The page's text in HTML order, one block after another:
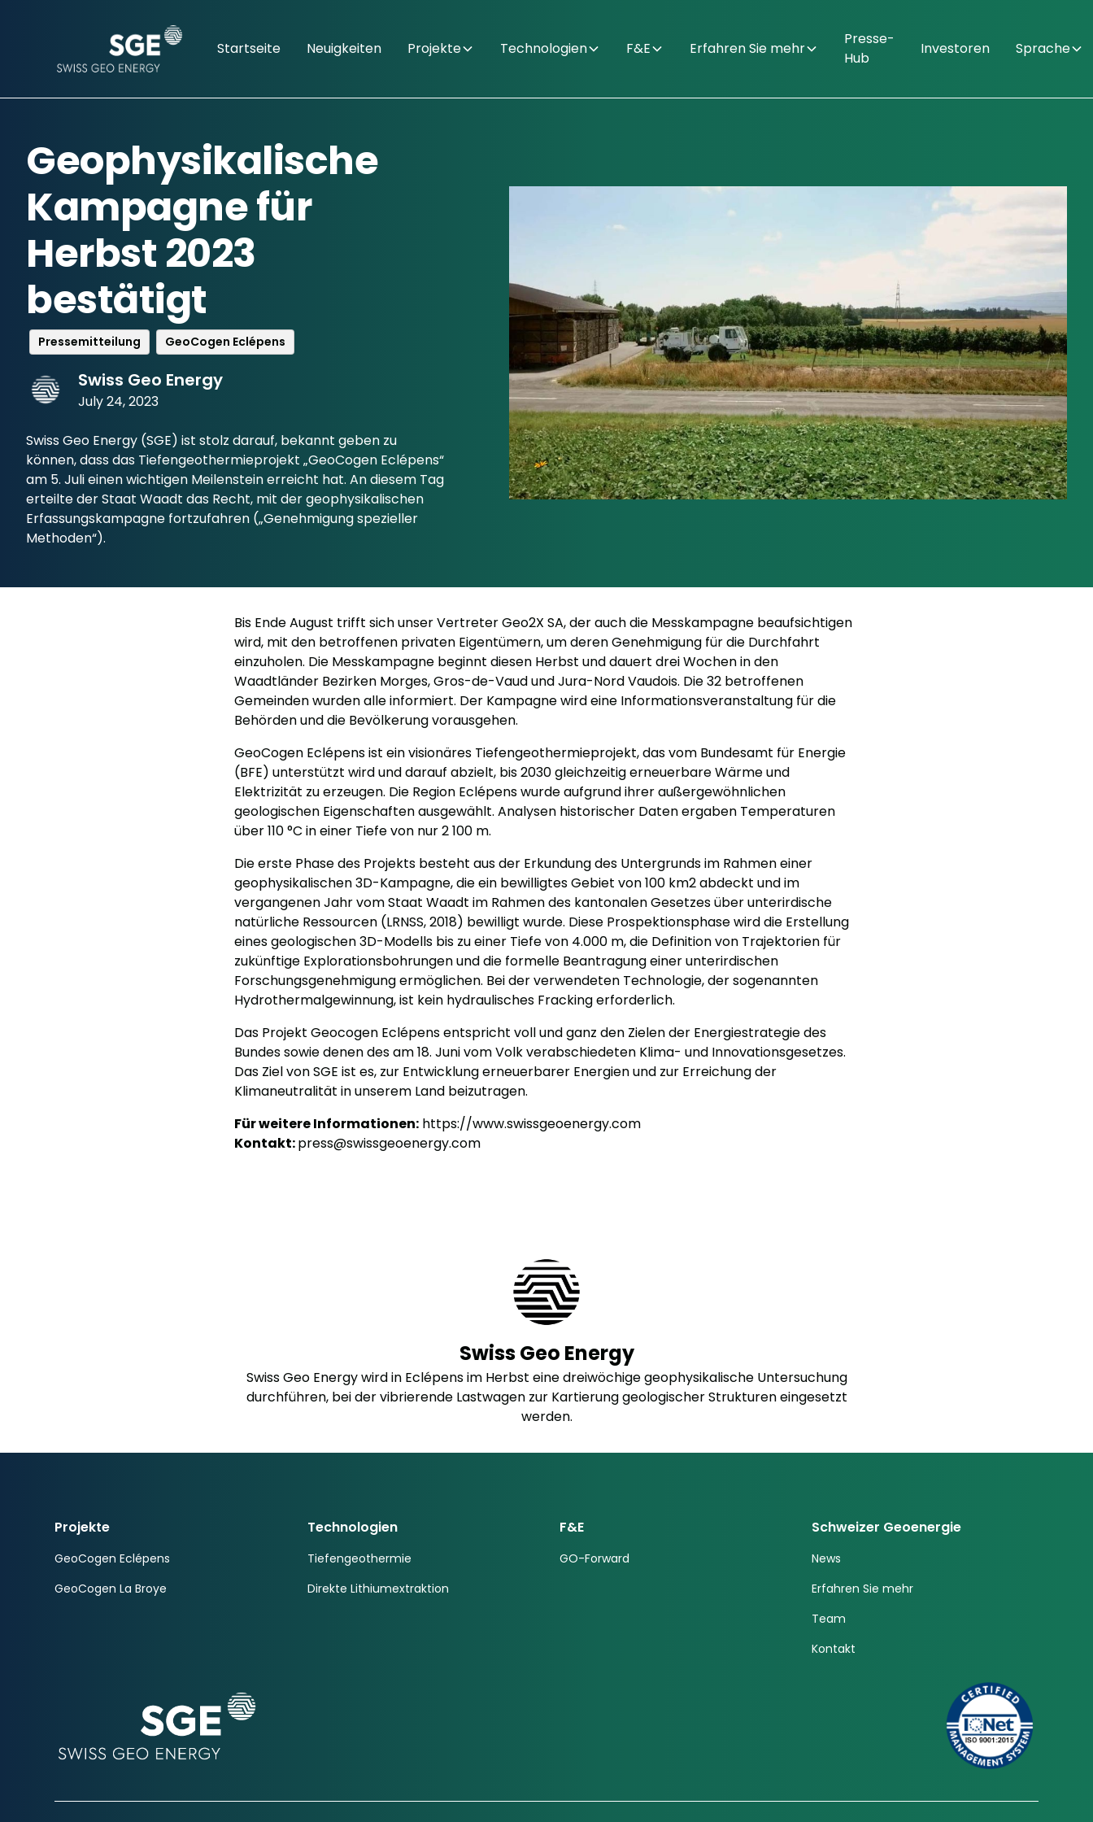
Startseite Neuigkeiten Projekte Technologien F&E Erfahren Sie mehr
Presse-
Hub
Investoren Sprache
Geophysikalische
Kampagne für
Herbst 2023
bestätigt
Pressemitteilung GeoCogen Eclépens
Swiss Geo Energy
July 24, 2023
Swiss Geo Energy (SGE) ist stolz darauf, bekannt geben zu
können, dass das Tiefengeothermieprojekt „GeoCogen Eclépens“
am 5. Juli einen wichtigen Meilenstein erreicht hat. An diesem Tag
erteilte der Staat Waadt das Recht, mit der geophysikalischen
Erfassungskampagne fortzufahren („Genehmigung spezieller
Methoden“).
Bis Ende August trifft sich unser Vertreter Geo2X SA, der auch die Messkampagne beaufsichtigen
wird, mit den betroffenen privaten Eigentümern, um deren Genehmigung für die Durchfahrt
einzuholen. Die Messkampagne beginnt diesen Herbst und dauert drei Wochen in den
Waadtländer Bezirken Morges, Gros-de-Vaud und Jura-Nord Vaudois. Die 32 betroffenen
Gemeinden wurden alle informiert. Der Kampagne wird eine Informationsveranstaltung für die
Behörden und die Bevölkerung vorausgehen.
GeoCogen Eclépens ist ein visionäres Tiefengeothermieprojekt, das vom Bundesamt für Energie
(BFE) unterstützt wird und darauf abzielt, bis 2030 gleichzeitig erneuerbare Wärme und
Elektrizität zu erzeugen. Die Region Eclépens wurde aufgrund ihrer außergewöhnlichen
geologischen Eigenschaften ausgewählt. Analysen historischer Daten ergaben Temperaturen
über 110 °C in einer Tiefe von nur 2 100 m.
Die erste Phase des Projekts besteht aus der Erkundung des Untergrunds im Rahmen einer
geophysikalischen 3D-Kampagne, die ein bewilligtes Gebiet von 100 km2 abdeckt und im
vergangenen Jahr vom Staat Waadt im Rahmen des kantonalen Gesetzes über unterirdische
natürliche Ressourcen (LRNSS, 2018) bewilligt wurde. Diese Prospektionsphase wird die Erstellung
eines geologischen 3D-Modells bis zu einer Tiefe von 4.000 m, die Definition von Trajektorien für
zukünftige Explorationsbohrungen und die formelle Beantragung einer unterirdischen
Forschungsgenehmigung ermöglichen. Bei der verwendeten Technologie, der sogenannten
Hydrothermalgewinnung, ist kein hydraulisches Fracking erforderlich.
Das Projekt Geocogen Eclépens entspricht voll und ganz den Zielen der Energiestrategie des
Bundes sowie denen des am 18. Juni vom Volk verabschiedeten Klima- und Innovationsgesetzes.
Das Ziel von SGE ist es, zur Entwicklung erneuerbarer Energien und zur Erreichung der
Klimaneutralität in unserem Land beizutragen.
Für weitere Informationen: https://www.swissgeoenergy.com
Kontakt:press@swissgeoenergy.com
Swiss Geo Energy
Swiss Geo Energy wird in Eclépens im Herbst eine dreiwöchige geophysikalische Untersuchung
durchführen, bei der vibrierende Lastwagen zur Kartierung geologischer Strukturen eingesetzt
werden.
Projekte
GeoCogen Eclépens
GeoCogen La Broye
Technologien
Tiefengeothermie
Direkte Lithiumextraktion
F&E
GO-Forward
Schweizer Geoenergie
News
Erfahren Sie mehr
Team
Kontakt